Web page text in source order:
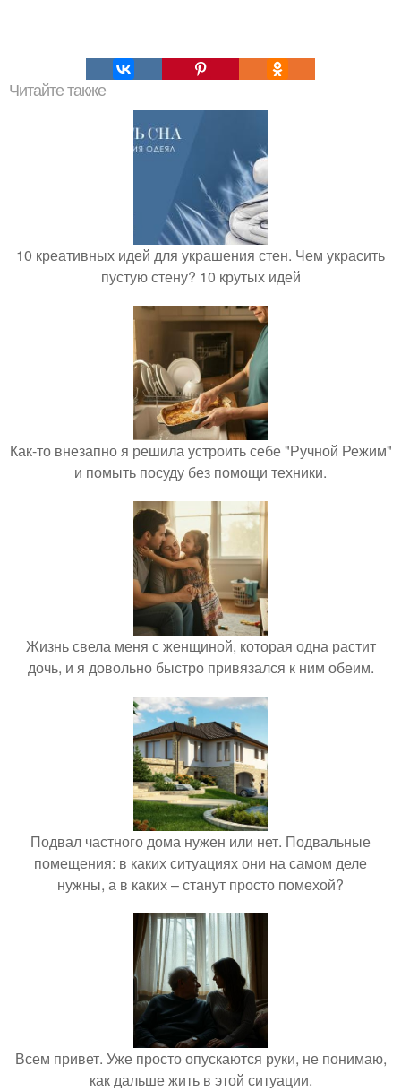
Читайте также
10 креативных идей для украшения стен. Чем украсить
пустую стену? 10 крутых идей
Как-то внезапно я решила устроить себе "Ручной Режим"
и помыть посуду без помощи техники.
Жизнь свела меня с женщиной, которая одна растит
дочь, и я довольно быстро привязался к ним обеим.
Подвал частного дома нужен или нет. Подвальные
помещения: в каких ситуациях они на самом деле
нужны, а в каких – станут просто помехой?
Всем привет. Уже просто опускаются руки, не понимаю,
как дальше жить в этой ситуации.